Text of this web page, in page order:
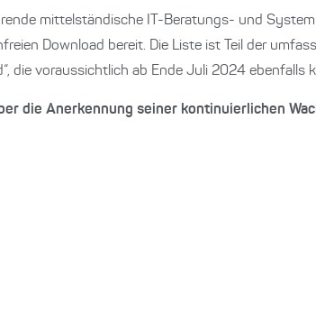
mittelständische IT-Beratungs- und
Download bereit. Die Liste ist Teil der
die voraussichtlich ab Ende Juli 2024 ebenfalls
die Anerkennung seiner kontinuierlichen